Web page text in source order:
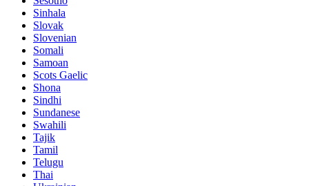
Sinhala
Slovak
Slovenian
Somali
Samoan
Scots Gaelic
Shona
Sindhi
Sundanese
Swahili
Tajik
Tamil
Telugu
Thai